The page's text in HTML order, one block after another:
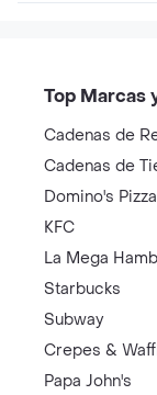
Top Marcas
Cadenas de
Cadenas de
Domino's Pizza
KFC
La Mega
Starbucks
Subway
Crepes &
Papa John's